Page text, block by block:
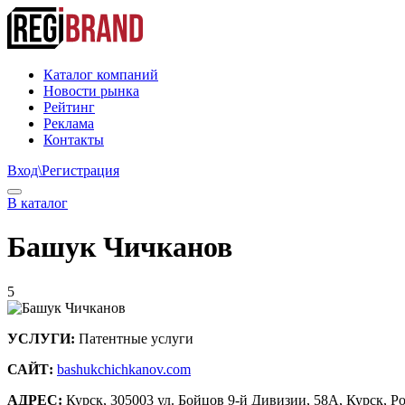
Каталог компаний
Новости рынка
Рейтинг
Реклама
Контакты
Вход\Регистрация
В каталог
Башук Чичканов
5
УСЛУГИ: Патентные услуги
САЙТ: bashukchichkanov.com
АДРЕС: Курск, 305003 ул. Бойцов 9-й Дивизии, 58А, Курск,